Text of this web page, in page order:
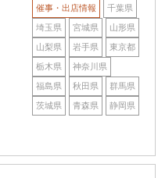
催事・出店情報 千葉県
埼玉県 宮城県 山形県
山梨県 岩手県 東京都
栃木県 神奈川県
福島県 秋田県 群馬県
茨城県 青森県 静岡県